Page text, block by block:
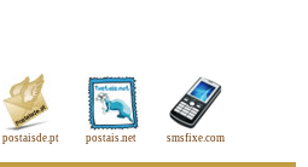
postaisde.pt postais.net smsfixe.com